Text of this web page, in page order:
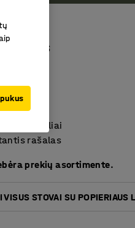
lentų rašikliai
rašalas
prekių asortimente.
VISUS STOVAI SU